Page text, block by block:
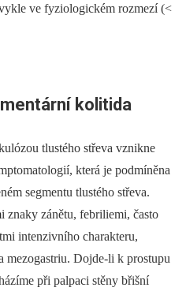
ve fyziologickém rozmezí (<
kolitida
tlustého střeva vznikne
která je podmíněna
segmentu tlustého střeva.
znaky zánětu, febriliemi, často
intenzivního charakteru,
mezogastriu. Dojde-li k prostupu
při palpaci stěny břišní